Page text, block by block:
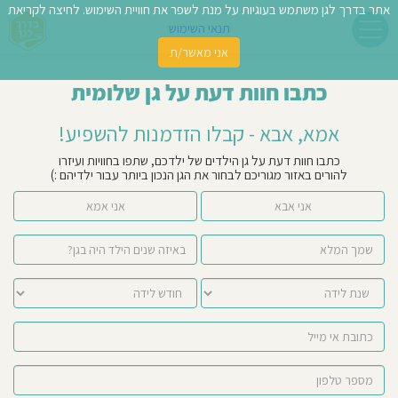
כתבו חוות דעת על גן שלומית
אמא, אבא - קבלו הזדמנות להשפיע!
כתבו חוות דעת על גן הילדים של ילדכם, שתפו בחוויות ועיזרו
להורים באזור מגוריכם לבחור את הגן הנכון ביותר עבור ילדיהם :)
אני אמא אני אבא
אתר בדרך לגן משתמש בעוגיות על מנת לשפר את חוויית השימוש. לחיצה לקריאת
תנאי השימוש
אני מאשר/ת